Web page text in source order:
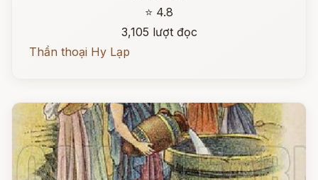
⭐ 4.8
3,105 lượt đọc
Thần thoại Hy Lạp